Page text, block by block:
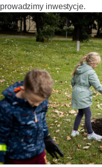
prowadzimy inwestycje.